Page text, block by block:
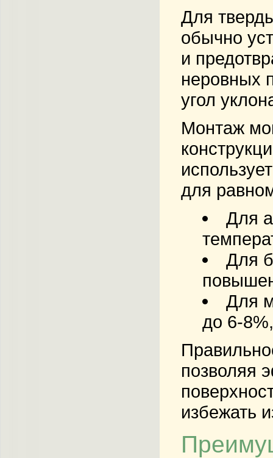
Для
обычно
и
неровных
угол
Монтаж
для
Для
Для
Для
до 6-
позволяя
избежать